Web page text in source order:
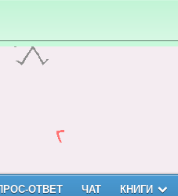
ОТВЕТ ЧАТ КНИГИ